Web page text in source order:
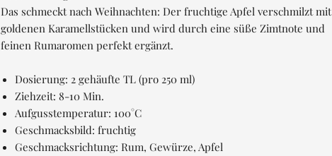
Das schmeckt nach Weihnachten: Der fruchtige Apfel verschmilzt mit
goldenen Karamellstücken und wird durch eine süße Zimtnote und
feinen Rumaromen perfekt ergänzt.
Dosierung: 2 gehäufte TL (pro 250 ml)
Ziehzeit: 8-10 Min.
Aufgusstemperatur: 100°C
Geschmacksbild: fruchtig
Geschmacksrichtung: Rum, Gewürze, Apfel